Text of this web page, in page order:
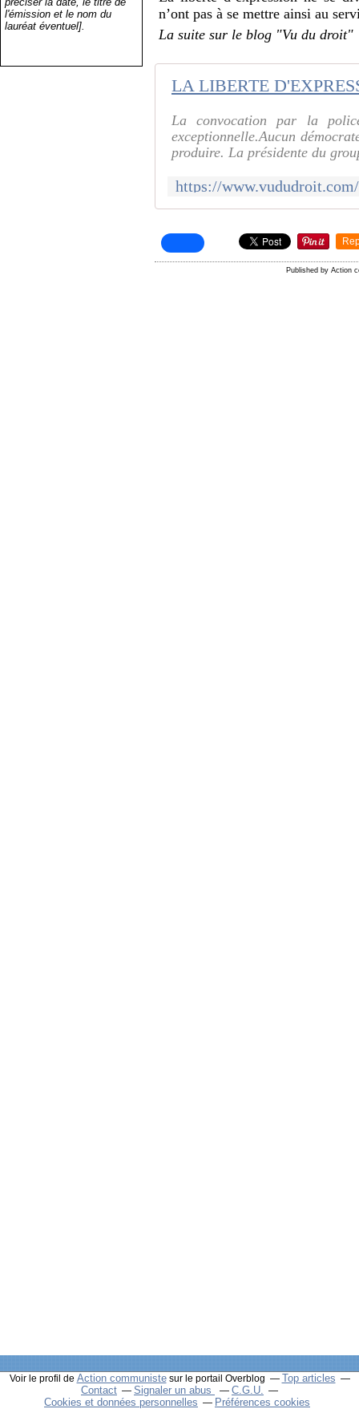
l'émission et le nom du
lauréat éventuel].
n’ont pas à se mettre ainsi au
La suite sur le blog "Vu du droit"
La convocation par la
exceptionnelle.Aucun
produire. La présidente du
Published by Action
Voir le profil de Action communistesur le portail Overblog
Top articles
Contact
Signaler un abus
C.G.U.
Cookies et données personnelles
Préférences cookies